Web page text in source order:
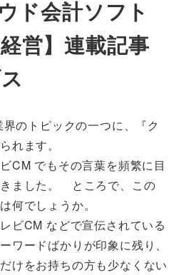
ド会計ソフト
営】連載記事
のトピックの一つに、『ク
れます。
CM でもその言葉を頻繁に目
ました。 ところで、この
何でしょうか。
ビCM などで宣伝されている
ワードばかりが印象に残り、
けをお持ちの方も少なくない